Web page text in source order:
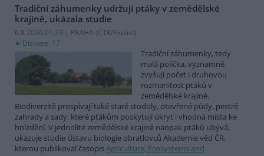
Tradiční záhumenky udržují ptáky v zemědělské
krajině, ukázala studie
6.8.2026 01:23 | PRAHA (ČTK/Ekolist)
Diskuse: 17
Tradiční záhumenky, tedy
malá políčka, významně
zvyšují počet i druhovou
rozmanitost ptáků v
zemědělské krajině.
Biodiverzitě prospívají také staré stodoly, otevřené půdy, pestré
zahrady a sady, které ptákům poskytují úkryt i vhodná místa ke
hnízdění. V jednolité zemědělské krajině naopak ptáků ubývá,
ukazuje studie Ústavu biologie obratlovců Akademie věd ČR,
kterou publikoval časopisAgriculture, Ecosystems and